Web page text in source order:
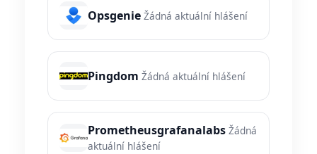
Opsgenie Žádná aktuální hlášení
Pingdom Žádná aktuální hlášení
Prometheusgrafanalabs Žádná
aktuální hlášení